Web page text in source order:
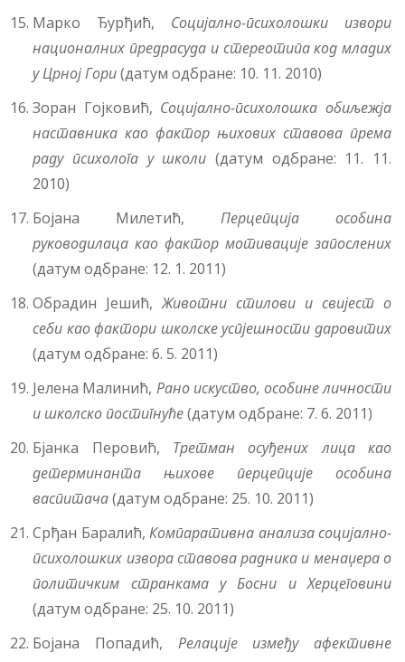
Марко Ђурђић, Социјално-психолошки извори
националних предрасуда и стереотипа код младих
у Црној Гори(датум одбране: 10. 11. 2010)
Зоран Гојковић, Социјално-психолошка обиљежја
наставника као фактор њихових ставова према
раду психолога у школи (датум одбране: 11. 11.
2010)
Бојана Милетић,Перцепција особина
руководилаца као фактор мотивације запослених
(датум одбране: 12. 1. 2011)
Обрадин Јешић,Животни стилови и свијест о
себи као фактори школске успјешности даровитих
(датум одбране: 6. 5. 2011)
Јелена Малинић, Рано искуство, особине личности
и школско постигнуће(датум одбране: 7. 6. 2011)
Бјанка Перовић, Третман осуђених лица као
детерминанта њихове перцепције особина
васпитача(датум одбране: 25. 10. 2011)
Срђан Баралић,Компаративна анализа социјално-
психолошких извора ставова радника и менаџера о
политичким странкама у Босни и Херцеговини
(датум одбране: 25. 10. 2011)
Бојана Попадић, Релације између афективне